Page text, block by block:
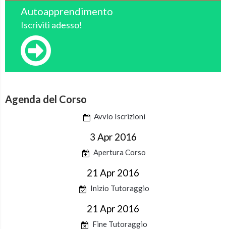
Autoapprendimento
Iscriviti adesso!
Agenda del Corso
Avvio Iscrizioni
3 Apr 2016
Apertura Corso
21 Apr 2016
Inizio Tutoraggio
21 Apr 2016
Fine Tutoraggio